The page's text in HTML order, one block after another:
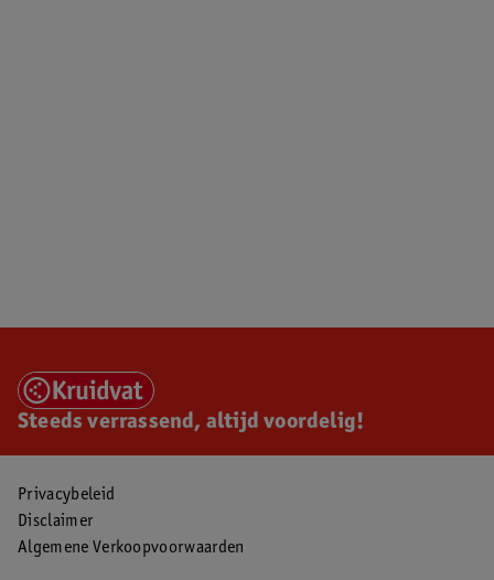
Steeds verrassend, altijd voordelig!
Privacybeleid
Disclaimer
Algemene Verkoopvoorwaarden